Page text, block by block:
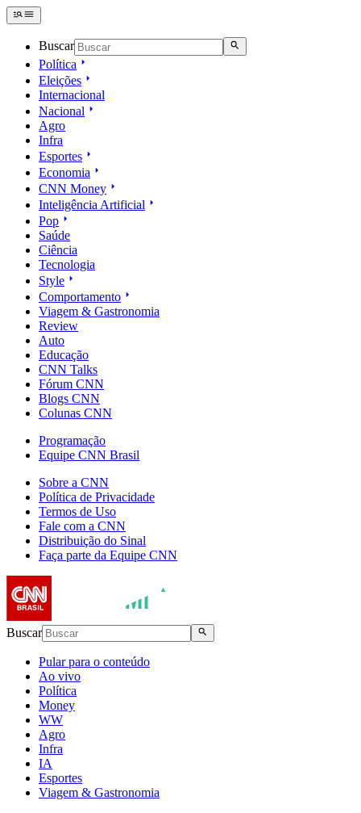
Buscar
Política
Eleições
Internacional
Nacional
Agro
Infra
Esportes
Economia
CNN Money
Inteligência Artificial
Pop
Saúde
Ciência
Tecnologia
Style
Comportamento
Viagem & Gastronomia
Review
Auto
Educação
CNN Talks
Fórum CNN
Blogs CNN
Colunas CNN
Programação
Equipe CNN Brasil
Sobre a CNN
Política de Privacidade
Termos de Uso
Fale com a CNN
Distribuição do Sinal
Faça parte da Equipe CNN
Buscar
Pular para o conteúdo
Ao vivo
Política
Money
WW
Agro
Infra
IA
Esportes
Viagem & Gastronomia